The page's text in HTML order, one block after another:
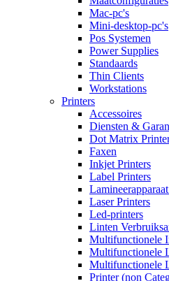
Mac-pc's
Mini-desktop-pc's
Pos Systemen
Power Supplies
Standaards
Thin Clients
Workstations
Printers
Accessoires
Diensten &
Dot Matrix
Faxen
Inkjet Printers
Label Printers
Laser Printers
Led-printers
Linten
Multifunctionele
Multifunctionele
Multifunctionele
Printer (non